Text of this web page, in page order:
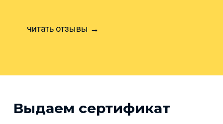
читать отзывы →
Выдаем сертификат